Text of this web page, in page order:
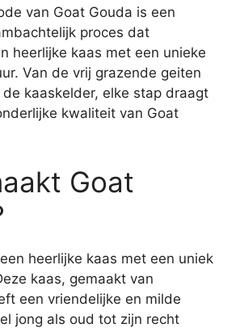
van Goat Gouda is een
proces dat
heerlijke kaas met een unieke
Van de vrij grazende geiten
kaaskelder, elke stap draagt
kwaliteit van Goat
Goat
heerlijke kaas met een uniek
kaas, gemaakt van
een vriendelijke en milde
jong als oud tot zijn recht